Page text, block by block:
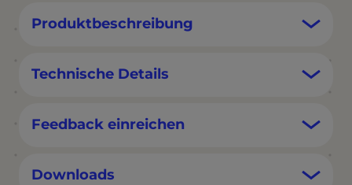
Produktbeschreibung
Technische Details
Feedback einreichen
Downloads